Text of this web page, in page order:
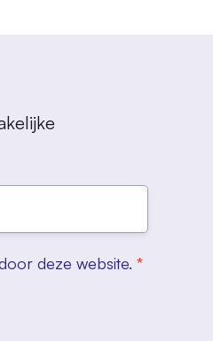
deze website. *